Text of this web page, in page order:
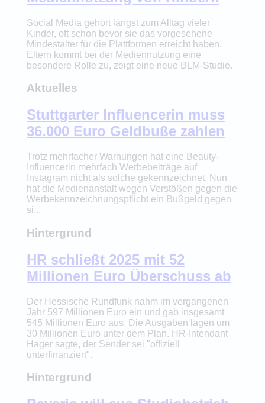
Social Media gehört längst zum Alltag vieler
Kinder, oft schon bevor sie das vorgesehene
Mindestalter für die Plattformen erreicht haben.
Eltern kommt bei der Mediennutzung eine
besondere Rolle zu, zeigt eine neue BLM-Studie.
Aktuelles
Stuttgarter Influencerin muss
36.000 Euro Geldbuße zahlen
Trotz mehrfacher Warnungen hat eine Beauty-
Influencerin mehrfach Werbebeiträge auf
Instagram nicht als solche gekennzeichnet. Nun
hat die Medienanstalt wegen Verstößen gegen die
Werbekennzeichnungspflicht ein Bußgeld gegen
si...
Hintergrund
HR schließt 2025 mit 52
Millionen Euro Überschuss ab
Der Hessische Rundfunk nahm im vergangenen
Jahr 597 Millionen Euro ein und gab insgesamt
545 Millionen Euro aus. Die Ausgaben lagen um
30 Millionen Euro unter dem Plan. HR-Intendant
Hager sagte, der Sender sei "offiziell
unterfinanziert".
Hintergrund